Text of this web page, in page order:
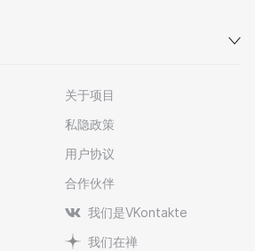
关于项目
私隐政策
用户协议
合作伙伴
我们是VKontakte
我们在禅